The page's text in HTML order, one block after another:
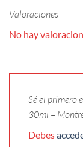
Valoraciones
No hay
Sé el primero
30ml –
Debes